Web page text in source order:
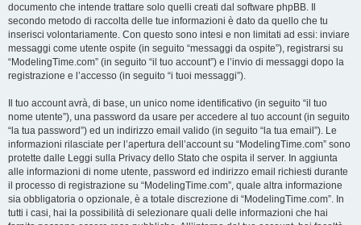
documento che intende trattare solo quelli creati dal software phpBB. Il
secondo metodo di raccolta delle tue informazioni è dato da quello che tu
inserisci volontariamente. Con questo sono intesi e non limitati ad essi: inviare
messaggi come utente ospite (in seguito “messaggi da ospite”), registrarsi su
“ModelingTime.com” (in seguito “il tuo account”) e l’invio di messaggi dopo la
registrazione e l’accesso (in seguito “i tuoi messaggi”).
Il tuo account avrà, di base, un unico nome identificativo (in seguito “il tuo
nome utente”), una password da usare per accedere al tuo account (in seguito
“la tua password”) ed un indirizzo email valido (in seguito “la tua email”). Le
informazioni rilasciate per l’apertura dell’account su “ModelingTime.com” sono
protette dalle Leggi sulla Privacy dello Stato che ospita il server. In aggiunta
alle informazioni di nome utente, password ed indirizzo email richiesti durante
il processo di registrazione su “ModelingTime.com”, quale altra informazione
sia obbligatoria o opzionale, è a totale discrezione di “ModelingTime.com”. In
tutti i casi, hai la possibilità di selezionare quali delle informazioni che hai